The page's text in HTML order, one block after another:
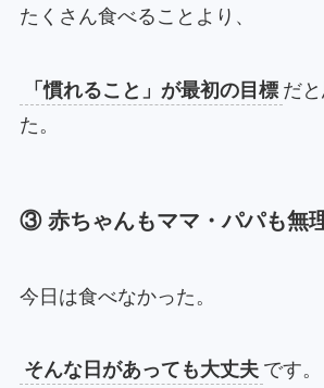
たくさん食べることより、
「慣れること」が最初の目標 だ
た。
③ 赤ちゃんもママ・パパも無
今日は食べなかった。
そんな日があっても大丈夫 です。